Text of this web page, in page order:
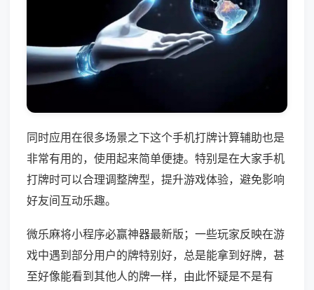
同时应用在很多场景之下这个手机打牌计算辅助也是
非常有用的，使用起来简单便捷。特别是在大家手机
打牌时可以合理调整牌型，提升游戏体验，避免影响
好友间互动乐趣。
微乐麻将小程序必赢神器最新版；一些玩家反映在游
戏中遇到部分用户的牌特别好，总是能拿到好牌，甚
至好像能看到其他人的牌一样，由此怀疑是不是有